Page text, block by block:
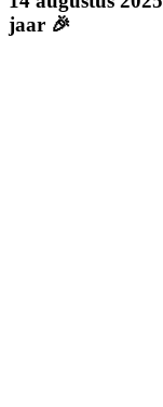
jaar 🎉